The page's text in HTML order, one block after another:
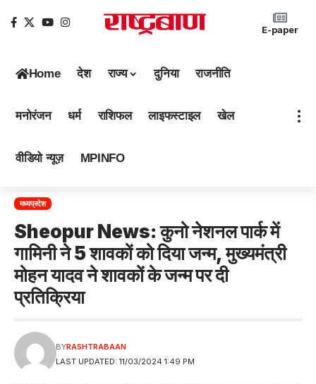
E-paper
Home देश राज्य दुनिया राजनीति
मनोरंजन धर्म राशिफल लाइफस्टाइल खेल
वीडियो न्यूज़ MPINFO
मध्यप्रदेश
Sheopur News: कुनो नेशनल पार्क में
गामिनी ने 5 शावकों को दिया जन्म, मुख्यमंत्री
मोहन यादव ने शावकों के जन्म पर दी
प्रतिक्रिया
LAST UPDATED: 11/03/2024 1:49 PM
BYRASHTRABAAN